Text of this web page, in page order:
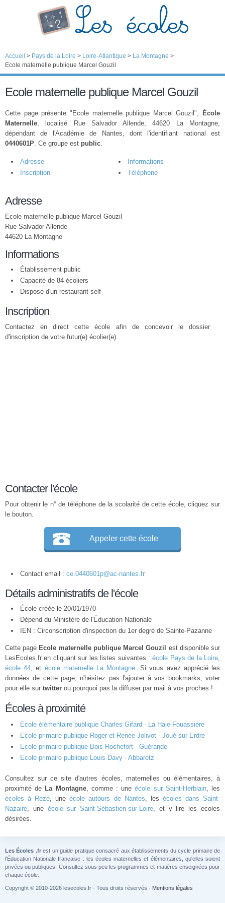
Accueil > Pays de la Loire > Loire-Atlantique > La Montagne >
Ecole maternelle publique Marcel Gouzil
Ecole maternelle publique Marcel Gouzil
Cette page présente "Ecole maternelle publique Marcel Gouzil",
École
Maternelle, localisé Rue Salvador Allende, 44620 La Montagne,
dépendant de l'Académie de Nantes, dont l'identifiant national est
0440601P. Ce groupe est public.
Adresse
Informations
Inscription
Téléphone
Adresse
Ecole maternelle publique Marcel Gouzil
Rue Salvador Allende
44620 La Montagne
Informations
Établissement public
Capacité de 84 écoliers
Dispose d'un restaurant self
Inscription
Contactez en direct cette école afin de concevoir le dossier
d'inscription de votre futur(e) écolier(e).
Contacter l'école
Pour obtenir le n° de téléphone de la scolarité de cette école, cliquez sur
le bouton.
Appeler cette école
Contact email : ce.0440601p@ac-nantes.fr
Détails administratifs de l'école
École créée le 20/01/1970
Dépend du Ministère de l'Éducation Nationale
IEN : Circonscription d'inspection du 1er degré de Sainte-Pazanne
Cette page Ecole maternelle publique Marcel Gouzil
est disponible sur
LesEcoles.fr en cliquant sur les listes suivantes :école Pays de la Loire,
école 44, et école maternelle La Montagne. Si vous avez apprécié les
données de cette page, n'hésitez pas l'ajouter à vos bookmarks, voter
pour elle sur twitter ou pourquoi pas la diffuser par mail à vos proches !
Écoles à proximité
Ecole élémentaire publique Charles Gifard - La Haie-Fouassière
Ecole primaire publique Roger et Renée Jolivot - Joué-sur-Erdre
Ecole primaire publique Bois Rochefort - Guérande
Ecole primaire publique Louis Davy - Abbaretz
Consultez sur ce site d'autres écoles, maternelles ou élémentaires, à
proximité de La Montagne, comme : uneécole sur Saint-Herblain, les
écoles à Rezé, uneécole autours de Nantes, les écoles dans Saint-
Nazaire, une école sur Saint-Sébastien-sur-Loire, et y lire les ecoles
désirées.
Les Écoles .frest un guide pratique consacré aux établissements du cycle primaire de
l'Éducation Nationale française : les écoles maternelles et élémentaires, qu'elles soient
privées ou publiques. Consultez sous peu les programmes et matières enseignées pour
chaque école.
Copyright © 2010-2026 lesecoles.fr - Tous droits réservés - Mentions légales